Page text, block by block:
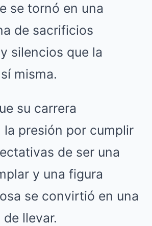
se tornó en una
de sacrificios
silencios que la
misma.
su carrera
la presión por cumplir
de ser una
y una figura
se convirtió en una
llevar.